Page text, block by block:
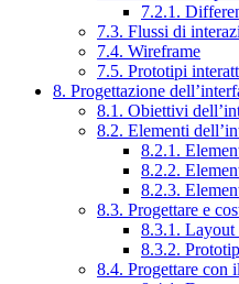
7.2.1.
7.3. Flussi di
7.4. Wireframe
7.5. Prototipi
8. Progettazione
8.1. Obiettivi
8.2. Elementi
8.2.1.
8.2.2.
8.2.3.
8.3. Progettare e
8.3.1. Layout
8.3.2.
8.4. Progettare con